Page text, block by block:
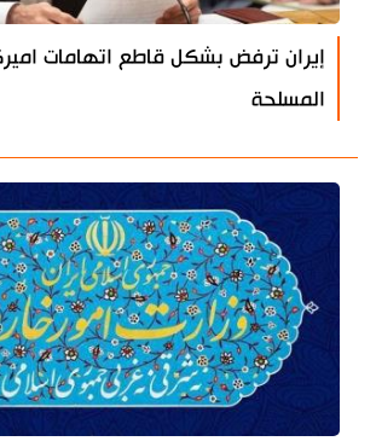
إيران ترفض بشكل قاطع اتهامات
المسلحة